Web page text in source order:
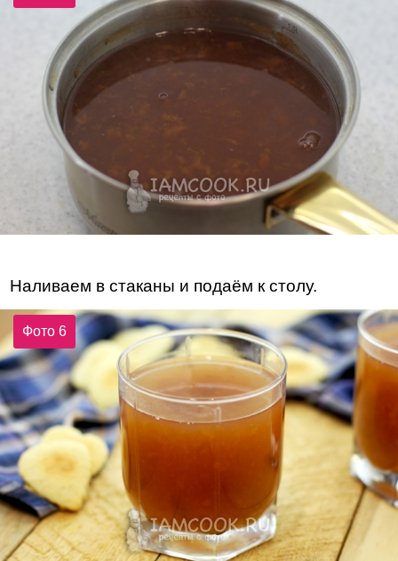
Наливаем в стаканы и подаём к столу.
Фото 6